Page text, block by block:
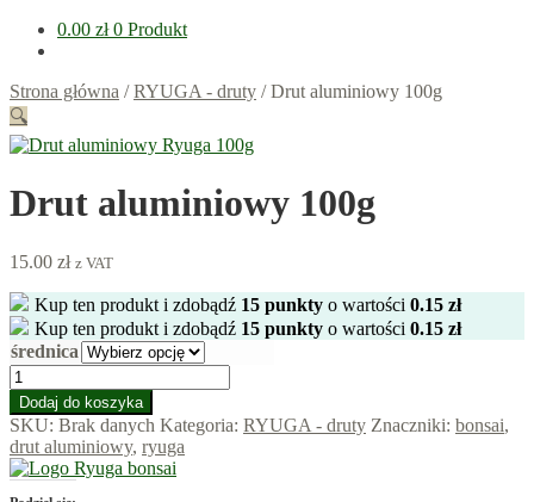
0.00 zł 0 Produkt
Strona główna /RYUGA - druty /Drut aluminiowy 100g
🔍
Drut aluminiowy 100g
15.00 zł z VAT
Kup ten produkt i zdobądź 15 punkty o wartości 0.15 zł
Kup ten produkt i zdobądź 15 punkty o wartości 0.15 zł
średnica
ilość
Drut
aluminiowy
100g
Dodaj do koszyka
SKU: Brak danych Kategoria: RYUGA - druty Znaczniki: bonsai,
drut aluminiowy, ryuga